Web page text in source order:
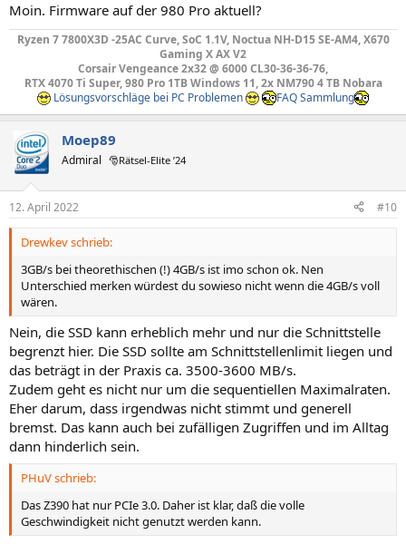
Moin. Firmware auf der 980 Pro aktuell?
Ryzen 7 7800X3D -25AC Curve, SoC 1.1V, Noctua NH-D15 SE-AM4, X670
Gaming X AX V2
Corsair Vengeance 2x32 @ 6000 CL30-36-36-76,
RTX 4070 Ti Super, 980 Pro 1TB Windows 11, 2x NM790 4 TB Nobara
Lösungsvorschläge bei PC Problemen
FAQ Sammlung
Moep89
Admiral 🎅Rätsel-Elite ’24
12. April 2022 #10
Drewkev schrieb:
3GB/s bei theorethischen (!) 4GB/s ist imo schon ok. Nen
Unterschied merken würdest du sowieso nicht wenn die 4GB/s voll
wären.
Nein, die SSD kann erheblich mehr und nur die Schnittstelle
begrenzt hier. Die SSD sollte am Schnittstellenlimit liegen und
das beträgt in der Praxis ca. 3500-3600 MB/s.
Zudem geht es nicht nur um die sequentiellen Maximalraten.
Eher darum, dass irgendwas nicht stimmt und generell
bremst. Das kann auch bei zufälligen Zugriffen und im Alltag
dann hinderlich sein.
PHuV schrieb:
Das Z390 hat nur PCIe 3.0. Daher ist klar, daß die volle
Geschwindigkeit nicht genutzt werden kann.